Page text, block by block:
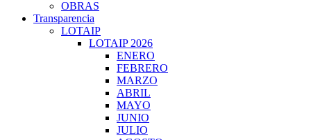
OBRAS
Transparencia
LOTAIP
LOTAIP 2026
ENERO
FEBRERO
MARZO
ABRIL
MAYO
JUNIO
JULIO